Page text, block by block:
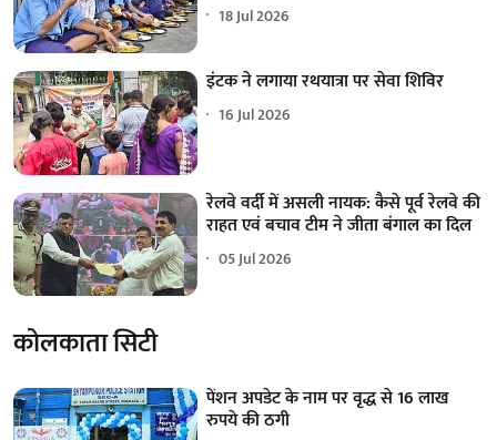
18 Jul 2026
इंटक ने लगाया रथयात्रा पर सेवा शिविर
16 Jul 2026
रेलवे वर्दी में असली नायक: कैसे पूर्व रेलवे की
राहत एवं बचाव टीम ने जीता बंगाल का दिल
05 Jul 2026
कोलकाता सिटी
पेंशन अपडेट के नाम पर वृद्ध से 16 लाख
रुपये की ठगी